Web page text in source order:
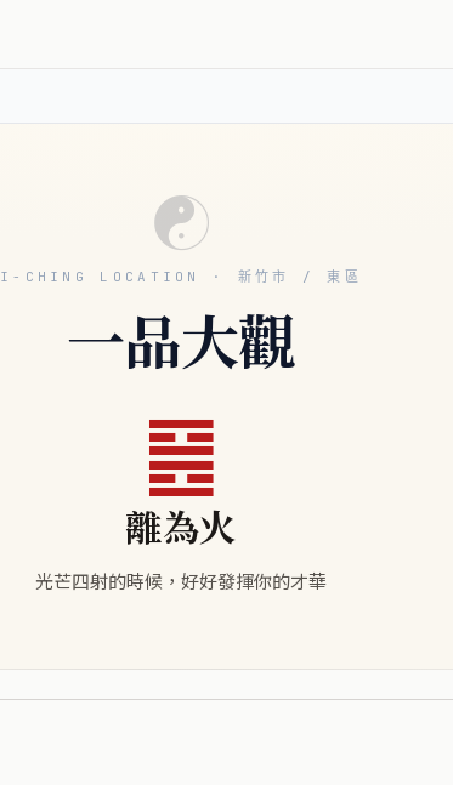
☯
I-CHING LOCATION · 新竹市 / 東區
一品大觀
䷝
離為火
光芒四射的時候，好好發揮你的才華